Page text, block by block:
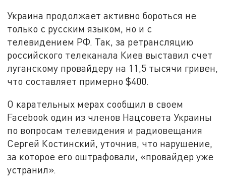
Украина продолжает активно бороться не
только с русским языком, но и с
телевидением РФ. Так, за ретрансляцию
российского телеканала Киев выставил счет
луганскому провайдеру на 11,5 тысячи гривен,
что составляет примерно $400.
О карательных мерах сообщил в своем
Facebook один из членов Нацсовета Украины
по вопросам телевидения и радиовещания
Сергей Костинский, уточнив, что нарушение,
за которое его оштрафовали, «провайдер уже
устранил».